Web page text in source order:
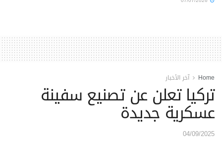
Home آخر الأخبار
تركيا تعلن عن تصنيع سفينة
عسكرية جديدة
04/09/2025